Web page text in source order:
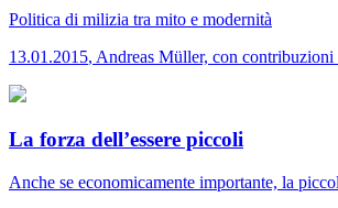
Politica di milizia tra mito e modernità
13.01.2015, Andreas Müller, con contribuzioni
La forza dell’essere piccoli
Anche se economicamente importante, la